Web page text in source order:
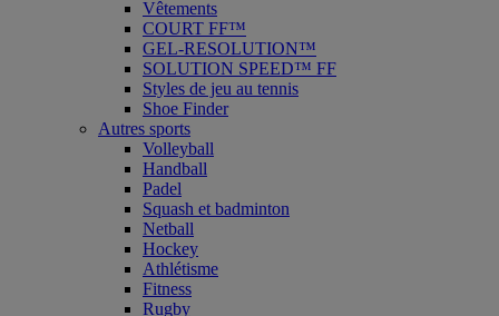
Vêtements
COURT FF™
GEL-RESOLUTION™
SOLUTION SPEED™ FF
Styles de jeu au tennis
Shoe Finder
Autres sports
Volleyball
Handball
Padel
Squash et badminton
Netball
Hockey
Athlétisme
Fitness
Rugby